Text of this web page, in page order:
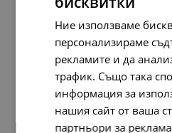
Ние използваме
персонализираме
рекламите и да
трафик. Също така
информация за
нашия сайт от ваша
партньори за